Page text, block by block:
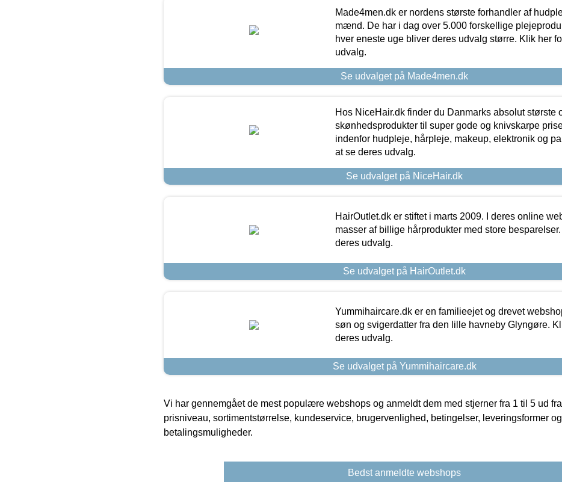
Made4men.dk er nordens største forhandler af
mænd. De har i dag over 5.000 forskellige
hver eneste uge bliver deres udvalg større. Klik her
udvalg.
Se udvalget på Made4men.dk
Hos NiceHair.dk finder du Danmarks absolut største
skønhedsprodukter til super gode og knivskarpe
indenfor hudpleje, hårpleje, makeup, elektronik og
at se deres udvalg.
Se udvalget på NiceHair.dk
HairOutlet.dk er stiftet i marts 2009. I deres online
masser af billige hårprodukter med store
deres udvalg.
Se udvalget på HairOutlet.dk
Yummihaircare.dk er en familieejet og drevet
søn og svigerdatter fra den lille havneby Glyngøre.
deres udvalg.
Se udvalget på Yummihaircare.dk
Vi har gennemgået de mest populære webshops og anmeldt dem med stjerner fra 1 til 5 ud
prisniveau, sortimentstørrelse, kundeservice, brugervenlighed, betingelser, leveringsformer og
betalingsmuligheder.
Bedst anmeldte webshops